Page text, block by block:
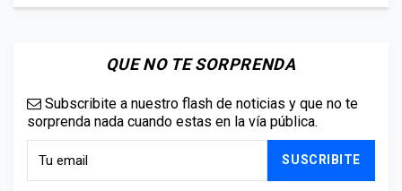
QUE NO TE SORPRENDA
Subscribite a nuestro flash de noticias y que no te
sorprenda nada cuando estas en la vía pública.
SUSCRIBITE